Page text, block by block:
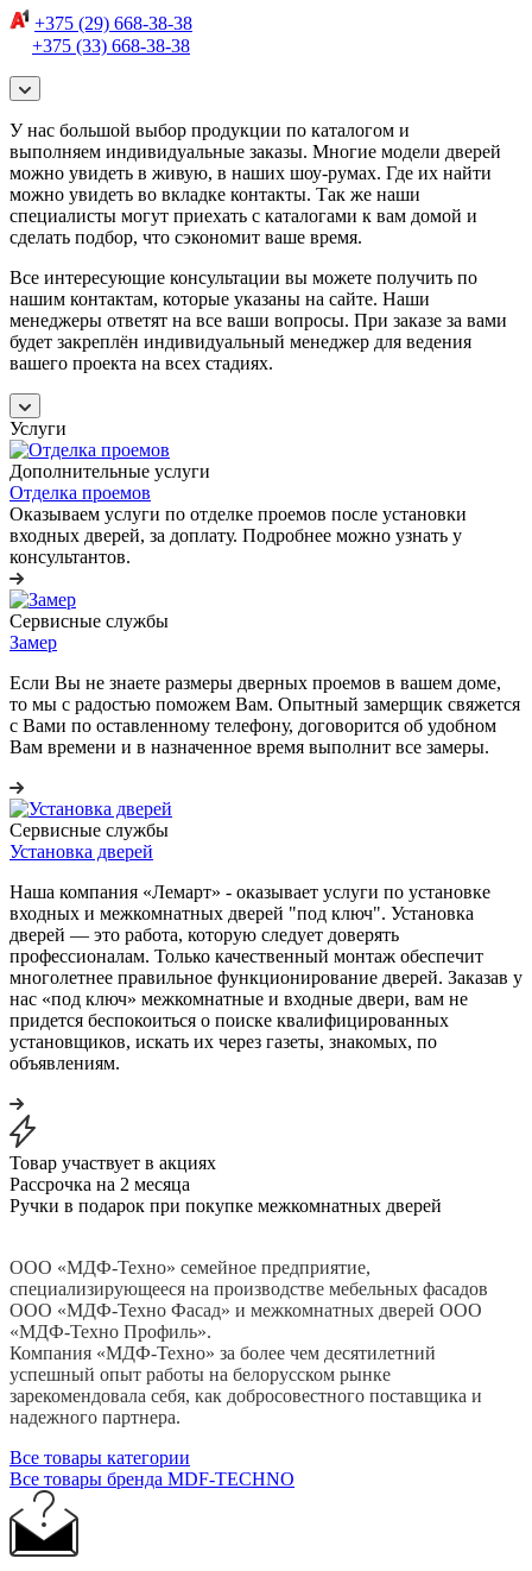
+375 (29) 668-38-38
+375 (33) 668-38-38
У нас большой выбор продукции по каталогом и
выполняем индивидуальные заказы. Многие модели дверей
можно увидеть в живую, в наших шоу-румах. Где их найти
можно увидеть во вкладке контакты. Так же наши
специалисты могут приехать с каталогами к вам домой и
сделать подбор, что сэкономит ваше время.
Все интересующие консультации вы можете получить по
нашим контактам, которые указаны на сайте. Наши
менеджеры ответят на все ваши вопросы. При заказе за вами
будет закреплён индивидуальный менеджер для ведения
вашего проекта на всех стадиях.
Услуги
Дополнительные услуги
Отделка проемов
Оказываем услуги по отделке проемов после установки
входных дверей, за доплату. Подробнее можно узнать у
консультантов.
Сервисные службы
Замер
Если Вы не знаете размеры дверных проемов в вашем доме,
то мы с радостью поможем Вам. Опытный замерщик свяжется
с Вами по оставленному телефону, договорится об удобном
Вам времени и в назначенное время выполнит все замеры.
Сервисные службы
Установка дверей
Наша компания «Лемарт» - оказывает услуги по установке
входных и межкомнатных дверей "под ключ". Установка
дверей — это работа, которую следует доверять
профессионалам. Только качественный монтаж обеспечит
многолетнее правильное функционирование дверей. Заказав у
нас «под ключ» межкомнатные и входные двери, вам не
придется беспокоиться о поиске квалифицированных
установщиков, искать их через газеты, знакомых, по
объявлениям.
Товар участвует в акциях
Рассрочка на 2 месяца
Ручки в подарок при покупке межкомнатных дверей
ООО «МДФ-Техно» семейное предприятие,
специализирующееся на производстве мебельных фасадов
ООО «МДФ-Техно Фасад» и межкомнатных дверей ООО
«МДФ-Техно Профиль».
Компания «МДФ-Техно» за более чем десятилетний
успешный опыт работы на белорусском рынке
зарекомендовала себя, как добросовестного поставщика и
надежного партнера.
Все товары категории
Все товары бренда MDF-TECHNO